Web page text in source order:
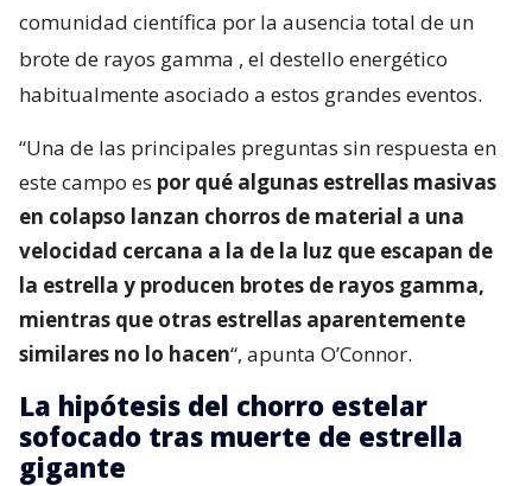
comunidad científica por la ausencia total de un
brote de rayos gamma , el destello energético
habitualmente asociado a estos grandes eventos.
“Una de las principales preguntas sin respuesta en
este campo es por qué algunas estrellas masivas
en colapso lanzan chorros de material a una
velocidad cercana a la de la luz que escapan de
la estrella y producen brotes de rayos gamma,
mientras que otras estrellas aparentemente
similares no lo hacen“, apunta O’Connor.
La hipótesis del chorro estelar
sofocado tras muerte de estrella
gigante